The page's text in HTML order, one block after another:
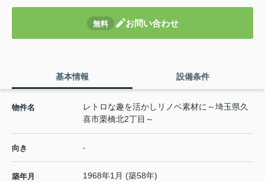
無料 お問い合わせ
基本情報 設備条件
物件名
レトロな趣を活かしリノベ素材に～埼玉県久
喜市栗橋北2丁目～
向き -
築年月 1968年1月 (築58年)